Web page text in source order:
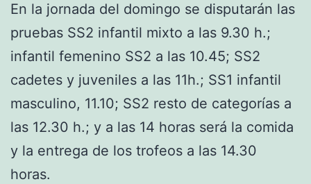
En la jornada del domingo se disputarán las
pruebas SS2 infantil mixto a las 9.30 h.;
infantil femenino SS2 a las 10.45; SS2
cadetes y juveniles a las 11h.; SS1 infantil
masculino, 11.10; SS2 resto de categorías a
las 12.30 h.; y a las 14 horas será la comida
y la entrega de los trofeos a las 14.30
horas.